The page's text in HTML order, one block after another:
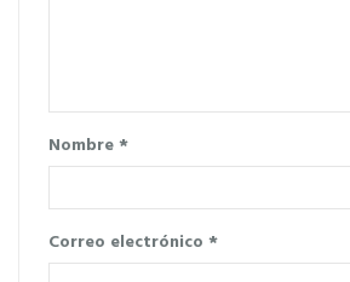
Nombre*
Correo electrónico *